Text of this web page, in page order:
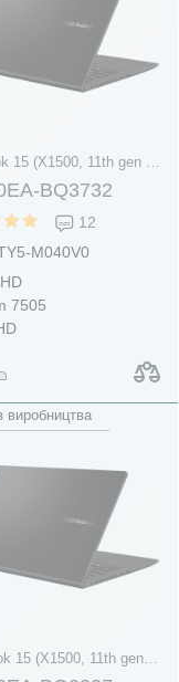
BQ3732
12
M040V0
7505
виробництва